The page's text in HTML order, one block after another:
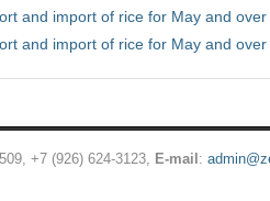
and import of rice for May and
and import of rice for May and
+7 (926) 624-3123, E-mail :